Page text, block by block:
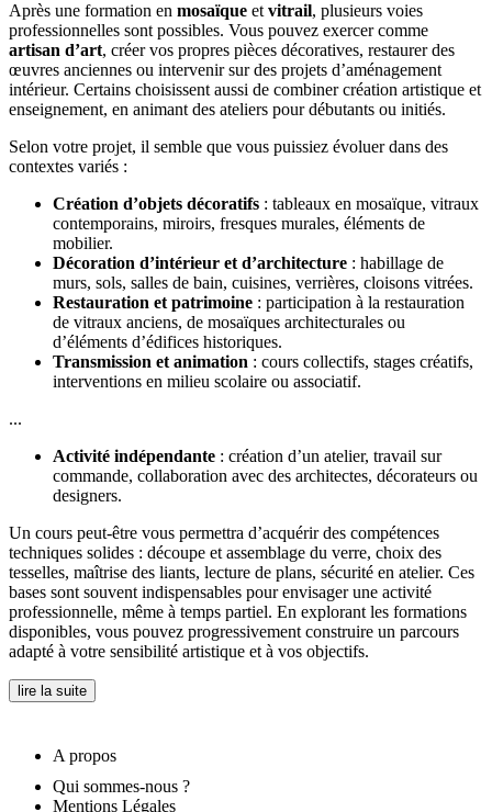
Après une formation en mosaïque et vitrail, plusieurs voies
professionnelles sont possibles. Vous pouvez exercer comme
artisan d’art, créer vos propres pièces décoratives, restaurer des
œuvres anciennes ou intervenir sur des projets d’aménagement
intérieur. Certains choisissent aussi de combiner création artistique et
enseignement, en animant des ateliers pour débutants ou initiés.
Selon votre projet, il semble que vous puissiez évoluer dans des
contextes variés :
Création d’objets décoratifs : tableaux en mosaïque, vitraux
contemporains, miroirs, fresques murales, éléments de
mobilier.
Décoration d’intérieur et d’architecture : habillage de
murs, sols, salles de bain, cuisines, verrières, cloisons vitrées.
Restauration et patrimoine : participation à la restauration
de vitraux anciens, de mosaïques architecturales ou
d’éléments d’édifices historiques.
Transmission et animation : cours collectifs, stages créatifs,
interventions en milieu scolaire ou associatif.
...
Activité indépendante : création d’un atelier, travail sur
commande, collaboration avec des architectes, décorateurs ou
designers.
Un cours peut-être vous permettra d’acquérir des compétences
techniques solides : découpe et assemblage du verre, choix des
tesselles, maîtrise des liants, lecture de plans, sécurité en atelier. Ces
bases sont souvent indispensables pour envisager une activité
professionnelle, même à temps partiel. En explorant les formations
disponibles, vous pouvez progressivement construire un parcours
adapté à votre sensibilité artistique et à vos objectifs.
lire la suite
A propos
Qui sommes-nous ?
Mentions Légales